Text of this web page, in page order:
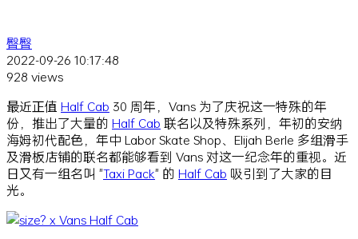
臀臀
2022-09-26 10:17:48
928 views
最近正值 Half Cab 30 周年，Vans 为了庆祝这一特殊的年
份，推出了大量的 Half Cab 联名以及特殊系列，年初的安纳
海姆初代配色，年中 Labor Skate Shop、Elijah Berle 多组滑手
及滑板店铺的联名都能够看到 Vans 对这一纪念年的重视。近
日又有一组名叫 "Taxi Pack" 的 Half Cab 吸引到了大家的目
光。